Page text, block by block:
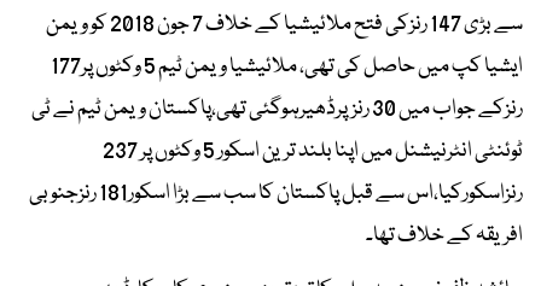
سے بڑی 147 رنزکی فتح ملائیشیا کے خلاف 7 جون 2018 کو ویمن
ایشیا کپ میں حاصل کی تھی، ملائیشیا ویمن ٹیم 5 وکٹوں پر177
رنزکے جواب میں 30 رنزپرڈھیرہوگئی تھی،پاکستان ویمن ٹیم نے ٹی
ٹوئنٹی انٹرنیشنل میں اپنا بلند ترین اسکور 5 وکٹوں پر 237
رنزاسکورکیا،اس سے قبل پاکستان کا سب سے بڑا اسکور181 رنزجنوبی
افریقہ کے خلاف تھا۔